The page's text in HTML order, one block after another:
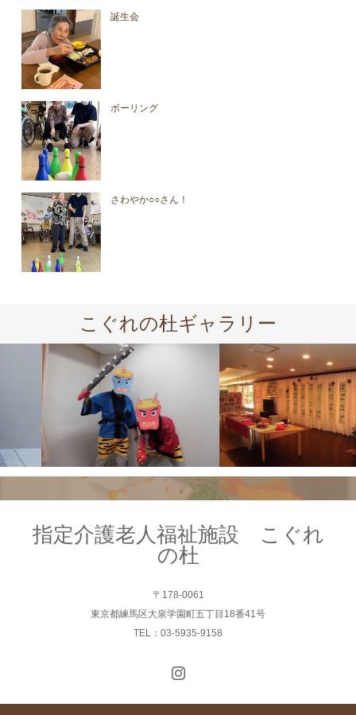
誕生会
ボーリング
さわやか○○さん！
こぐれの杜ギャラリー
指定介護老人福祉施設 こぐれ
の杜
〒178-0061
東京都練馬区大泉学園町五丁目18番41号
TEL：03-5935-9158